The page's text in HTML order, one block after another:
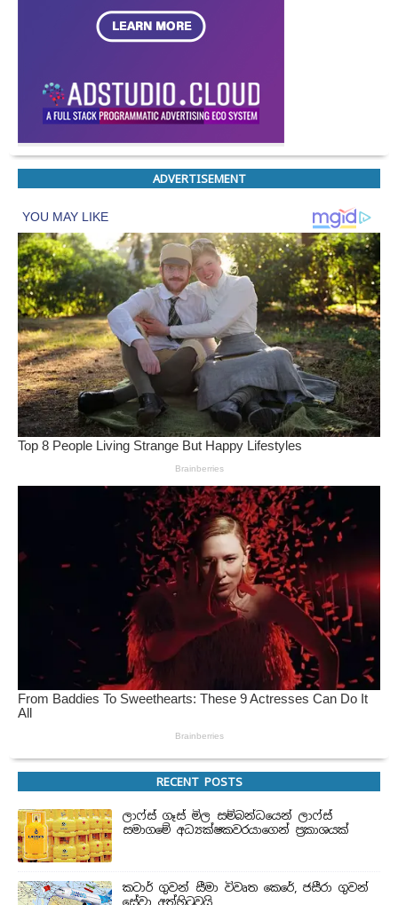
ADVERTISEMENT
RECENT POSTS
ලාෆ්ස් ගෑස් මිල සම්බන්ධයෙන් ලාෆ්ස්
සමාගමේ අධ්‍යක්ෂකවරයාගෙන් ප්‍රකාශයක්
කටාර් ගුවන් සීමා විවෘත කෙරේ, ජසීරා ගුවන්
සේවා අත්හි‍ටුවයි